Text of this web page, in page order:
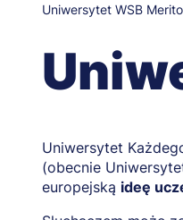
Uniwersytet WSB
Uniwersytet
(obecnie
europejską ideę